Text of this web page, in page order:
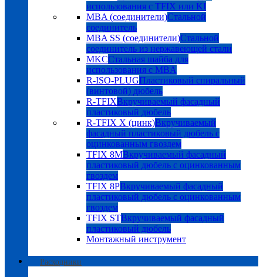
использования с TFIX или KI
MBA (соединители)Стальной
соединитель
MBA SS (соединители)Стальной
соединитель из нержавеющей стали
MKCСтальная шайба для
использования с MBA
R-ISO-PLUGПластиковый спиральный
(винтовой) дюбель
R-TFIXВкручиваемый фасадный
пластиковый дюбель
R-TFIX X (цинк)Вкручиваемый
фасадный пластиковый дюбель с
оцинкованным гвоздем
TFIX 8MВкручиваемый фасадный
пластиковый дюбель с оцинкованным
гвоздем
TFIX 8PВкручиваемый фасадный
пластиковый дюбель с оцинкованным
гвоздем
TFIX STВкручиваемый фасадный
пластиковый дюбель
Монтажный инструмент
Расходники